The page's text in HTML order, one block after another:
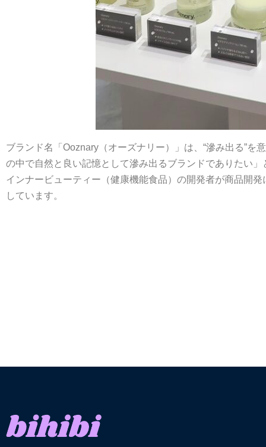
ブランド名「Ooznary（オーズナリー）」は、“滲み出る”を
の中で自然と良い記憶として滲み出るブランドでありたい
インナービューティー（健康機能食品）の開発者が商品開
しています。